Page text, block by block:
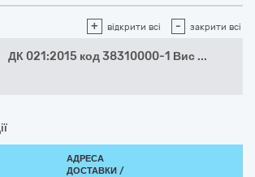
+ відкрити всі - закрити всі
ДК 021:2015 код 38310000-1 Вис ...
АДРЕСА
ДОСТАВКИ /